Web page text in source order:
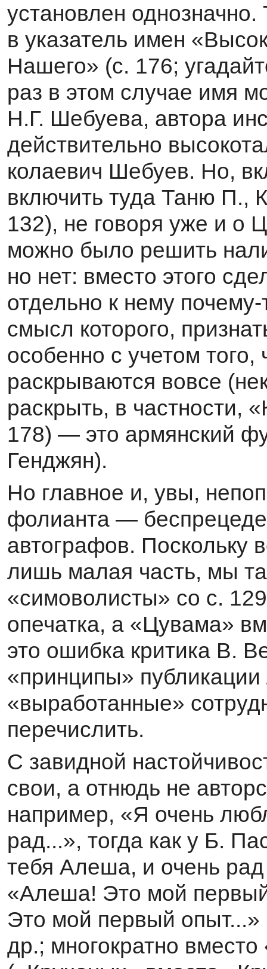
установлен
в указатель имен
Нашего» (с. 176;
раз в этом случае имя
Н.Г. Шебуева, автора
действительно
колаевич Шебуев. Но,
включить туда Таню
132), не говоря уже и о
можно было решить
но нет: вместо этого
отдельно к нему
смысл ко­торого,
особенно с учетом
раскрываются вовсе
раскрыть, в частности,
178) — это армянский
Генджян).
Но главное и, увы,
фолианта —
автографов. Поскольку
лишь малая часть, мы
«симоволисты» со с.
опечатка, а «Цувама»
это ошибка критика В.
«принципы» публикации
«выработанные»
перечислить.
С завидной
свои, а отнюдь не
например, «Я очень
рад...», тогда как у Б.
тебя Алеша, и очень
«Алеша! Это мой
Это мой первый опыт...»
др.; многократно